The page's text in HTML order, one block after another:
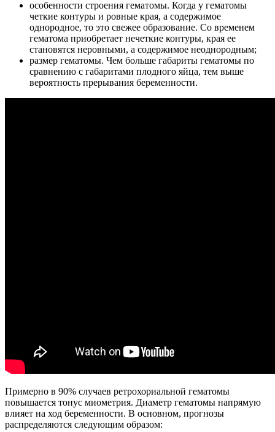
особенности строения гематомы. Когда у гематомы
четкие контуры и ровные края, а содержимое
однородное, то это свежее образование. Со временем
гематома приобретает нечеткие контуры, края ее
становятся неровными, а содержимое неоднородным;
размер гематомы. Чем больше габариты гематомы по
сравнению с габаритами плодного яйца, тем выше
вероятность прерывания беременности.
Примерно в 90% случаев ретрохориальной гематомы
повышается тонус миометрия. Диаметр гематомы напрямую
влияет на ход беременности. В основном, прогнозы
распределяются следующим образом: